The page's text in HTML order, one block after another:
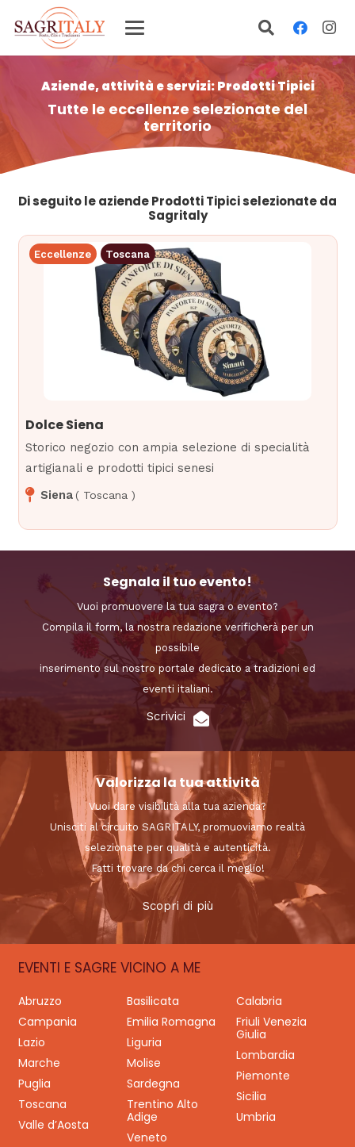
Aziende, attività e servizi: Prodotti Tipici
Tutte le eccellenze selezionate del
territorio
Di seguito le aziende Prodotti Tipici selezionate da
Sagritaly
Eccellenze Toscana
Dolce Siena
Storico negozio con ampia selezione di specialità
artigianali e prodotti tipici senesi
Siena ( Toscana )
Segnala il tuo evento!
Vuoi promuovere la tua sagra o evento?
Compila il form, la nostra redazione verificherà per un
possibile
inserimento sul nostro portale dedicato a tradizioni ed
eventi italiani.
Scrivici
Valorizza la tua attività
Vuoi dare visibilità alla tua azienda?
Unisciti al circuito SAGRITALY, promuoviamo realtà
selezionate per qualità e autenticità.
Fatti trovare da chi cerca il meglio!
Scopri di più
EVENTI E SAGRE VICINO A ME
Abruzzo Basilicata
Calabria
Campania
Emilia Romagna
Friuli Venezia
Giulia
Lazio
Liguria
Lombardia
Marche
Molise
Piemonte
Puglia
Sardegna
Sicilia
Toscana
Trentino Alto
Adige
Umbria
Valle d’Aosta
Veneto